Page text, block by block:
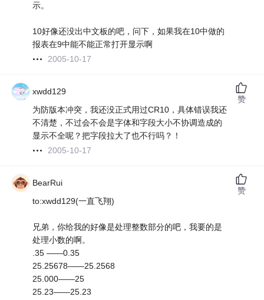
示。
10好像还没出中文板的吧，问下，如果我在10中做的
报表在9中能不能正常打开显示啊
2005-10-17
xwdd129
为防版本冲突，我还没正式用过CR10，具体错误我还
不清楚，不过会不会是字体和字段大小不协调造成的
显示不全呢？把字段拉大了也不行吗？！
2005-10-17
赞
BearRui
to:xwdd129(一直飞翔)
兄弟，你给我的好像是处理整数部分的吧，我要的是
处理小数的啊。
.35 ——0.35
25.25678——25.2568
25.000——25
25.23——25.23
赞